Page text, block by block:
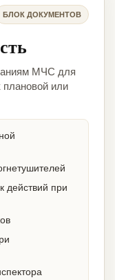
БЛОК ДОКУМЕНТОВ
МЧС для
или
действий при